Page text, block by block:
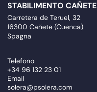
STABILIMENTO CAÑETE
Carretera de Teruel, 32
16300 Cañete (Cuenca)
Spagna
Telefono
+34 96 132 23 01
Email
solera@psolera.com